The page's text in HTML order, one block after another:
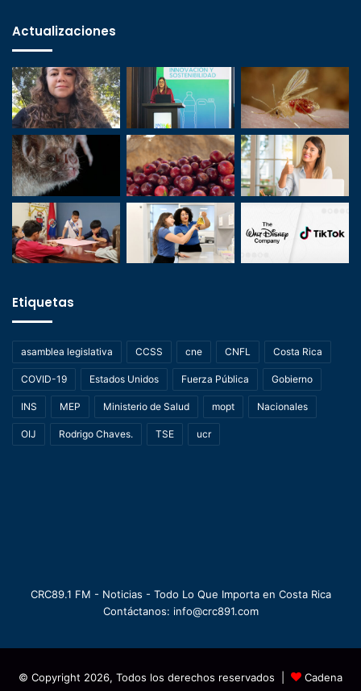
Actualizaciones
Etiquetas
asamblea legislativa CCSS cne CNFL Costa Rica
COVID-19 Estados Unidos Fuerza Pública Gobierno
INS MEP Ministerio de Salud mopt Nacionales
OIJ Rodrigo Chaves. TSE ucr
CRC89.1 FM - Noticias - Todo Lo Que Importa en Costa Rica
Contáctanos: info@crc891.com
© Copyright 2026, Todos los derechos reservados | Cadena